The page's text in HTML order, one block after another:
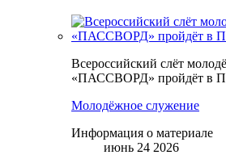
Всероссийский слёт
«ПАССВОРД» пройдёт в
Молодёжное служение
Информация о материале
июнь 24 2026